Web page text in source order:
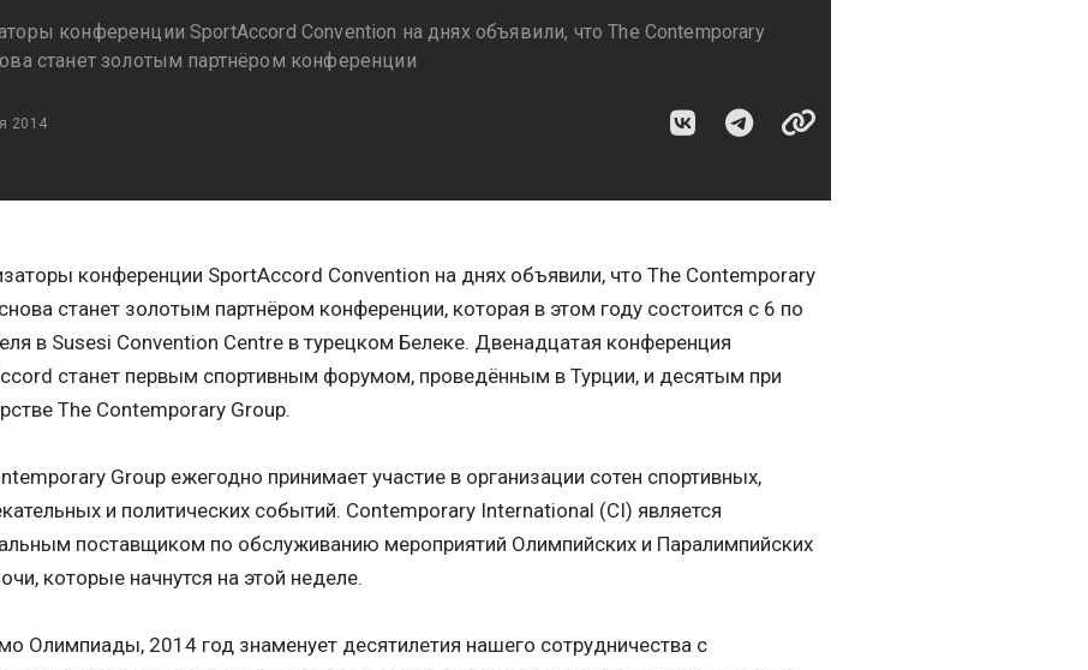
конференции SportAccord Convention на днях объявили, что The Contemporary
станет золотым партнёром конференции
2014
конференции SportAccord Convention на днях объявили, что The Contemporary
станет золотым партнёром конференции, которая в этом году состоится с 6 по
в Susesi Convention Centre в турецком Белеке. Двенадцатая конференция
станет первым спортивным форумом, проведённым в Турции, и десятым при
The Contemporary Group.
Group ежегодно принимает участие в организации сотен спортивных,
и политических событий. Contemporary International (CI) является
поставщиком по обслуживанию мероприятий Олимпийских и Паралимпийских
которые начнутся на этой неделе.
Олимпиады, 2014 год знаменует десятилетия нашего сотрудничества с